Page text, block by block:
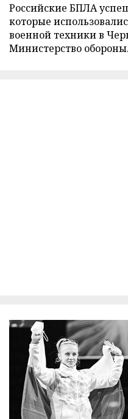
Российские БПЛА
которые
военной техники в
Министерство обороны.